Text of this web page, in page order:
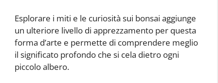
Esplorare i miti e le curiosità sui bonsai aggiunge
un ulteriore livello di apprezzamento per questa
forma d’arte e permette di comprendere meglio
il significato profondo che si cela dietro ogni
piccolo albero.